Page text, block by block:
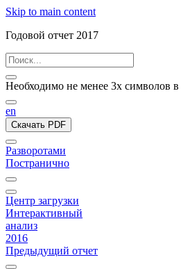
Skip to main content
Годовой отчет 2017
Необходимо не менее 3х символов в
en
Скачать PDF
Разворотами
Постранично
Центр загрузки
Интерактивный
анализ
2016
Предыдущий отчет